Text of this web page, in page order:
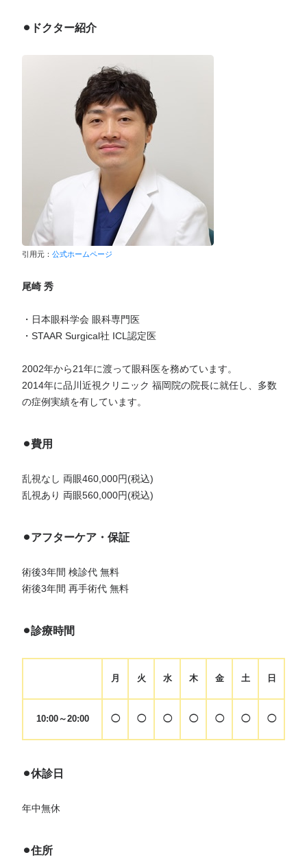
⚫︎ドクター紹介
引用元： 公式ホームページ
尾崎 秀
・日本眼科学会 眼科専門医
・STAAR Surgical社 ICL認定医
2002年から21年に渡って眼科医を務めています。
2014年に品川近視クリニック 福岡院の院長に就任し、多数
の症例実績を有しています。
⚫︎費用
乱視なし 両眼460,000円(税込)
乱視あり 両眼560,000円(税込)
⚫︎アフターケア・保証
術後3年間 検診代 無料
術後3年間 再手術代 無料
⚫︎診療時間
月 火 水 木 金 土 日
10:00～20:00 ◯ ◯ ◯ ◯ ◯ ◯ ◯
⚫︎休診日
年中無休
⚫︎住所